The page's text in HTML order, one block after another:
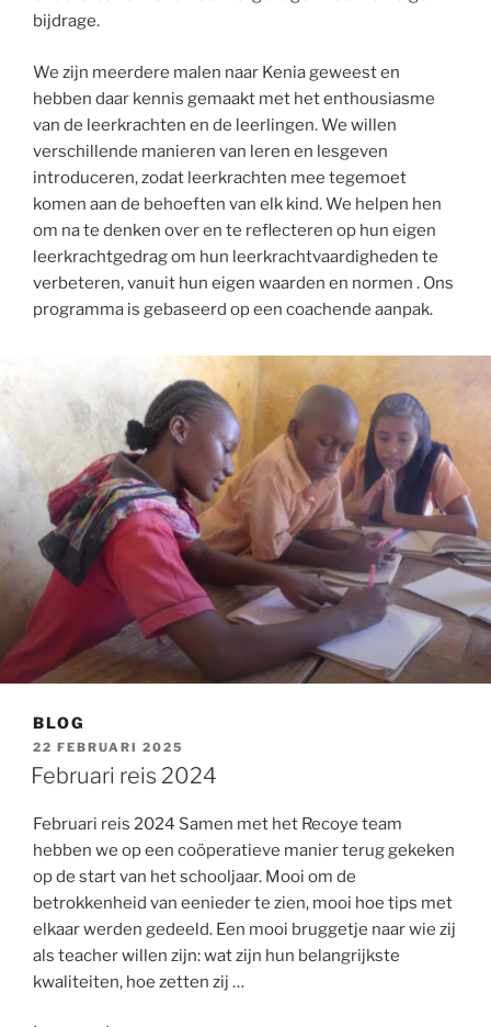
bijdrage.
We zijn meerdere malen naar Kenia geweest en
hebben daar kennis gemaakt met het enthousiasme
van de leerkrachten en de leerlingen. We willen
verschillende manieren van leren en lesgeven
introduceren, zodat leerkrachten mee tegemoet
komen aan de behoeften van elk kind. We helpen hen
om na te denken over en te reflecteren op hun eigen
leerkrachtgedrag om hun leerkrachtvaardigheden te
verbeteren, vanuit hun eigen waarden en normen . Ons
programma is gebaseerd op een coachende aanpak.
BLOG
GEPLAATST
OP
22 FEBRUARI 2025
Februari reis 2024
Februari reis 2024 Samen met het Recoye team
hebben we op een coöperatieve manier terug gekeken
op de start van het schooljaar. Mooi om de
betrokkenheid van eenieder te zien, mooi hoe tips met
elkaar werden gedeeld. Een mooi bruggetje naar wie zij
als teacher willen zijn: wat zijn hun belangrijkste
kwaliteiten, hoe zetten zij …